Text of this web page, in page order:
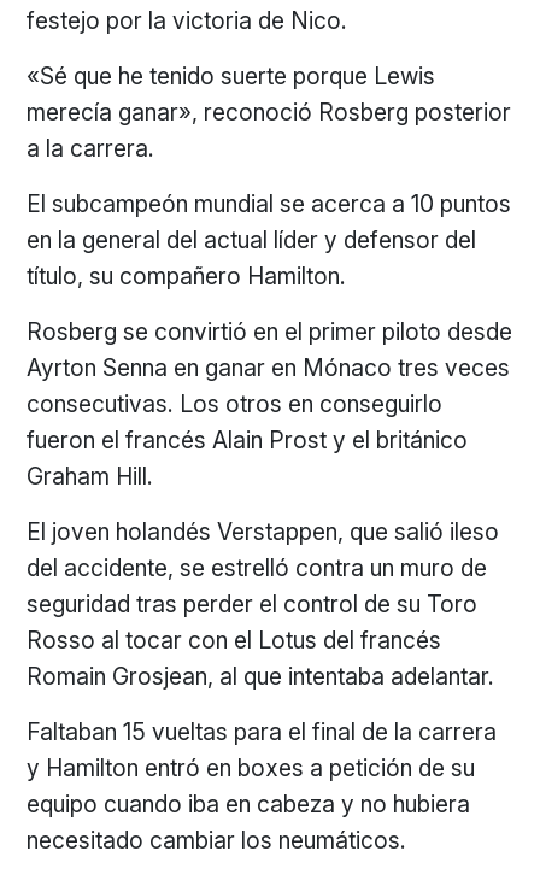
festejo por la victoria de Nico.
«Sé que he tenido suerte porque Lewis
merecía ganar», reconoció Rosberg posterior
a la carrera.
El subcampeón mundial se acerca a 10 puntos
en la general del actual líder y defensor del
título, su compañero Hamilton.
Rosberg se convirtió en el primer piloto desde
Ayrton Senna en ganar en Mónaco tres veces
consecutivas. Los otros en conseguirlo
fueron el francés Alain Prost y el británico
Graham Hill.
El joven holandés Verstappen, que salió ileso
del accidente, se estrelló contra un muro de
seguridad tras perder el control de su Toro
Rosso al tocar con el Lotus del francés
Romain Grosjean, al que intentaba adelantar.
Faltaban 15 vueltas para el final de la carrera
y Hamilton entró en boxes a petición de su
equipo cuando iba en cabeza y no hubiera
necesitado cambiar los neumáticos.